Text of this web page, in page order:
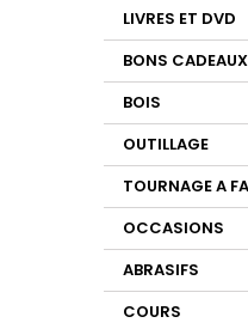
LIVRES ET DVD
BONS CADEAUX
BOIS
OUTILLAGE
TOURNAGE A
OCCASIONS
ABRASIFS
COURS